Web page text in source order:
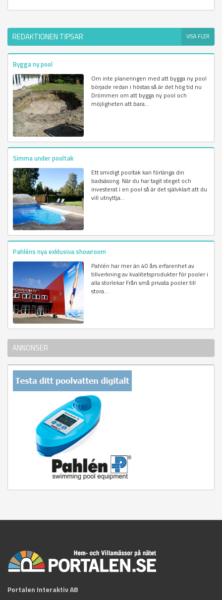
REDAKTIONEN TIPSAR VISA FLER
Bygga ny pool
Om inte planeringen med att bygga ny pool
började redan i höstas så är det hög tid nu
Drömmen om att bygga ny pool och
möjligheten att bara...
Simma under pooltak
Ett smidigt pooltak kan förlänga din
badsäsong. När du har tagit steget och
investerat i en pool så är det självklart att du
vill utnyttja...
Pahléns nya exklusiva showroom
Pahlén har mer än 40 års erfarenhet av
tillverkning av kvalitetsprodukter för pooler i
alla storlekar Från små privata pooler till
stora...
ANNONSER
Portalen Interaktiv AB